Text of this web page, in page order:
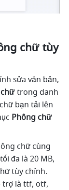
chữ tùy
sửa văn bản,
trong danh
bạn tải lên
Phông chữ
chữ cùng
đa là 20 MB,
tùy chỉnh.
trợ là ttf, otf,